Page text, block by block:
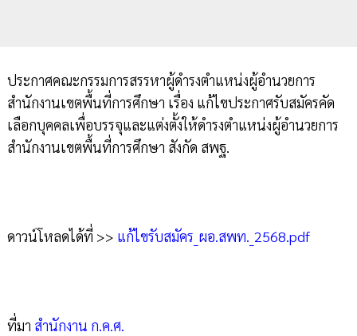
ประกาศคณะกรรมการสรรหาผู้ดำรงตำแหน่งผู้อำนวยการ
สำนักงานเขตพื้นที่การศึกษา เรื่อง แก้ไขประกาศรับสมัครคัด
เลือกบุคคลเพื่อบรรจุและแต่งตั้งให้ดำรงตำแหน่งผู้อำนวยการ
สำนักงานเขตพื้นที่การศึกษา สังกัด สพฐ.
ดาวน์โหลดได้ที่ >> แก้ไขรับสมัคร_ผอ.สพท._2568.pdf
ที่มา สำนักงาน ก.ค.ศ.